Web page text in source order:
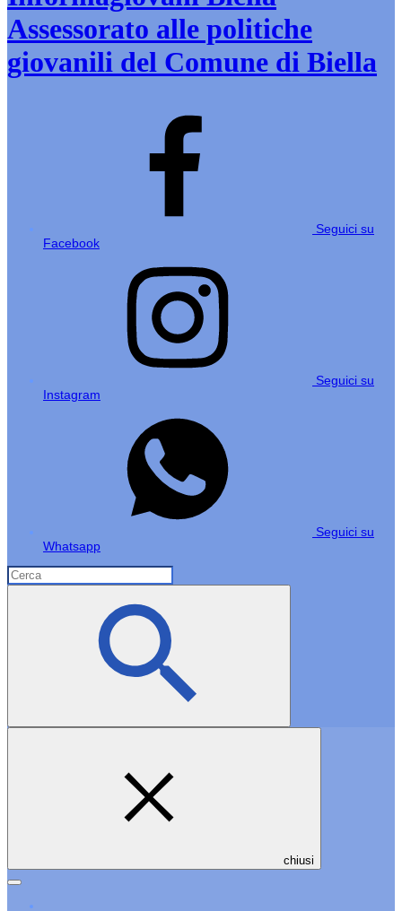
Assessorato alle politiche
giovanili del Comune di Biella
Seguici su
Facebook
Seguici su
Instagram
Seguici su
Whatsapp
chiusi